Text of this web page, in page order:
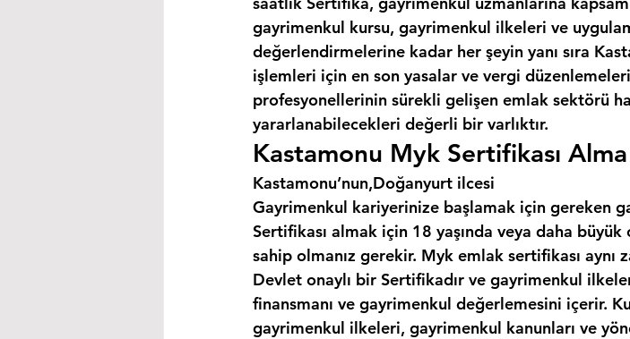
gayrimenkul kursu, gayrimenkul ilkeleri ve
değerlendirmelerine kadar her şeyin yanı sıra
işlemleri için en son yasalar ve vergi
profesyonellerinin sürekli gelişen emlak sektörü
yararlanabilecekleri değerli bir varlıktır.
Kastamonu Myk Sertifikası
Kastamonu’nun,Doğanyurt ilcesi
Gayrimenkul kariyerinize başlamak için gereken
Sertifikası almak için 18 yaşında veya daha büyük
sahip olmanız gerekir. Myk emlak sertifikası aynı
Devlet onaylı bir Sertifikadır ve gayrimenkul
finansmanı ve gayrimenkul değerlemesini içerir.
gayrimenkul ilkeleri, gayrimenkul kanunları ve